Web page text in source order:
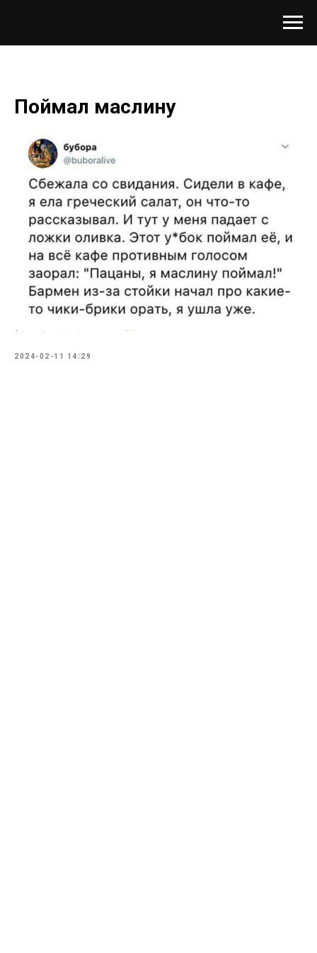
Поймал маслину
2024-02-11 14:29